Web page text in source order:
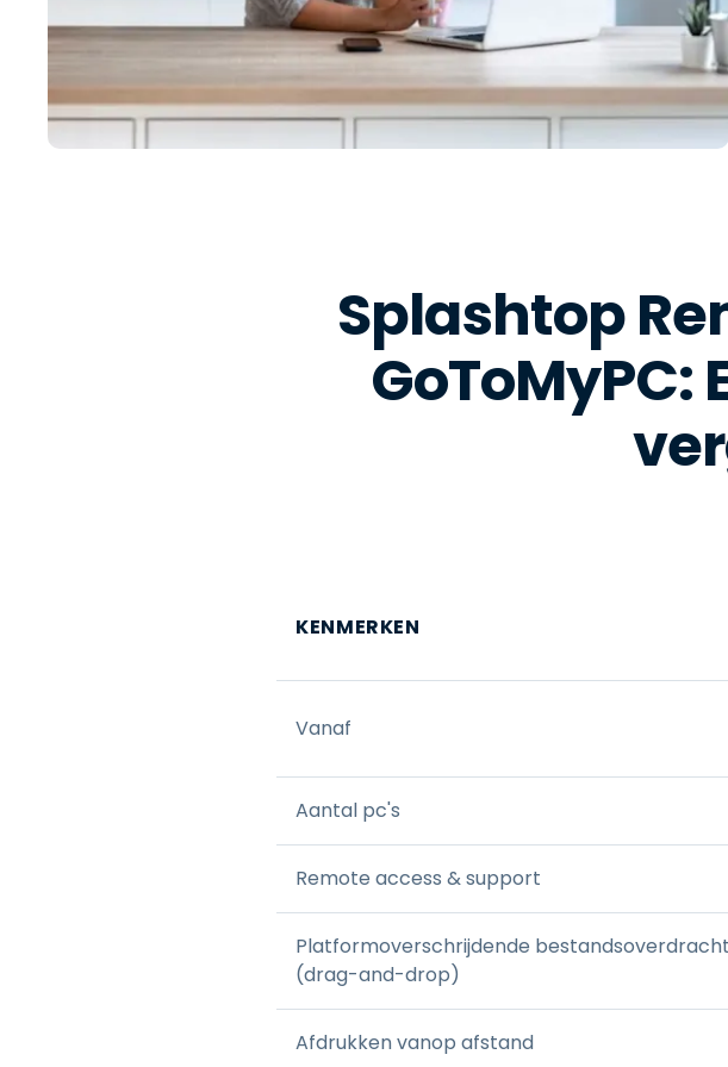
Splashtop
KENMERKEN
Vanaf
Aantal pc's
Remote access & support
Platformoverschrijdende bestandsoverdracht
(drag-and-drop)
Afdrukken vanop afstand